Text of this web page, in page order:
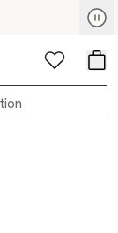
Favoriter